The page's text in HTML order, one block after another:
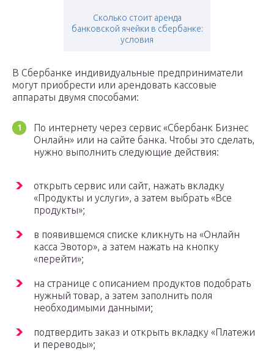
Сколько стоит аренда
банковской ячейки в сбербанке:
условия
В Сбербанке индивидуальные предприниматели
могут приобрести или арендовать кассовые
аппараты двумя способами:
По интернету через сервис «Сбербанк Бизнес
Онлайн» или на сайте банка. Чтобы это сделать,
нужно выполнить следующие действия:
открыть сервис или сайт, нажать вкладку
«Продукты и услуги», а затем выбрать «Все
продукты»;
в появившемся списке кликнуть на «Онлайн
касса Эвотор», а затем нажать на кнопку
«перейти»;
на странице с описанием продуктов подобрать
нужный товар, а затем заполнить поля
необходимыми данными;
подтвердить заказ и открыть вкладку «Платежи
и переводы»;